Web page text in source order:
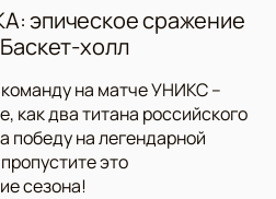
эпическое сражение
холл
на матче УНИКС –
как два титана российского
победу на легендарной
это
сезона!